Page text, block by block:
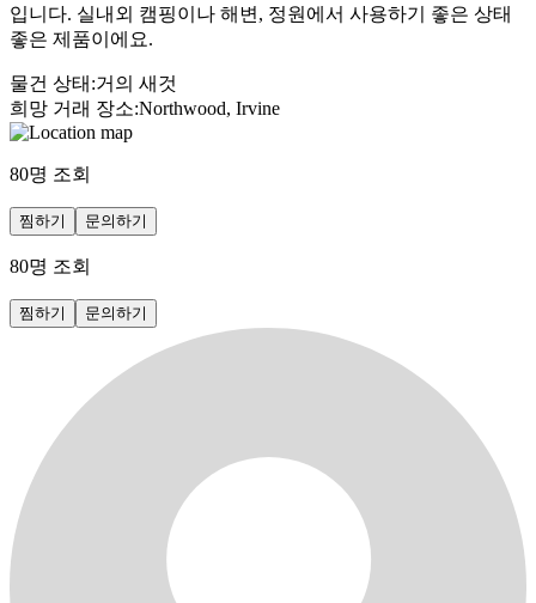
입니다. 실내외 캠핑이나 해변, 정원에서 사용하기 좋은 상태
좋은 제품이에요.
물건 상태 :거의 새것
희망 거래 장소:Northwood, Irvine
80명 조회
찜하기 문의하기
80명 조회
찜하기 문의하기